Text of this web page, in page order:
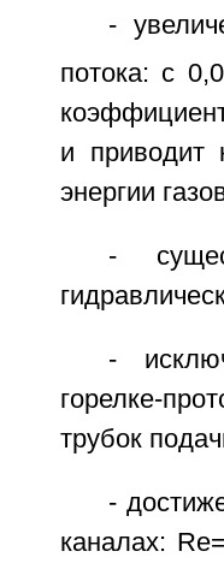
-
потока: с
и приводит
энергии
-
-
горелке-
трубок
-
каналах: